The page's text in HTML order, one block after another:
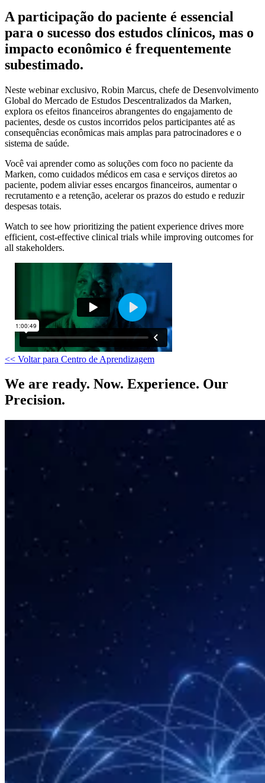
A participação do paciente é essencial
para o sucesso dos estudos clínicos, mas o
impacto econômico é frequentemente
subestimado.
Neste webinar exclusivo, Robin Marcus, chefe de Desenvolvimento
Global do Mercado de Estudos Descentralizados da Marken,
explora os efeitos financeiros abrangentes do engajamento de
pacientes, desde os custos incorridos pelos participantes até as
consequências econômicas mais amplas para patrocinadores e o
sistema de saúde.
Você vai aprender como as soluções com foco no paciente da
Marken, como cuidados médicos em casa e serviços diretos ao
paciente, podem aliviar esses encargos financeiros, aumentar o
recrutamento e a retenção, acelerar os prazos do estudo e reduzir
despesas totais.
Watch to see how prioritizing the patient experience drives more
efficient, cost-effective clinical trials while improving outcomes for
all stakeholders.
<< Voltar para Centro de Aprendizagem
We are ready. Now. Experience. Our
Precision.